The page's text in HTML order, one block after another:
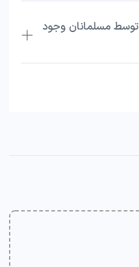
🔸چه راهی برای ترید cfd توسط مسلمانان وجود